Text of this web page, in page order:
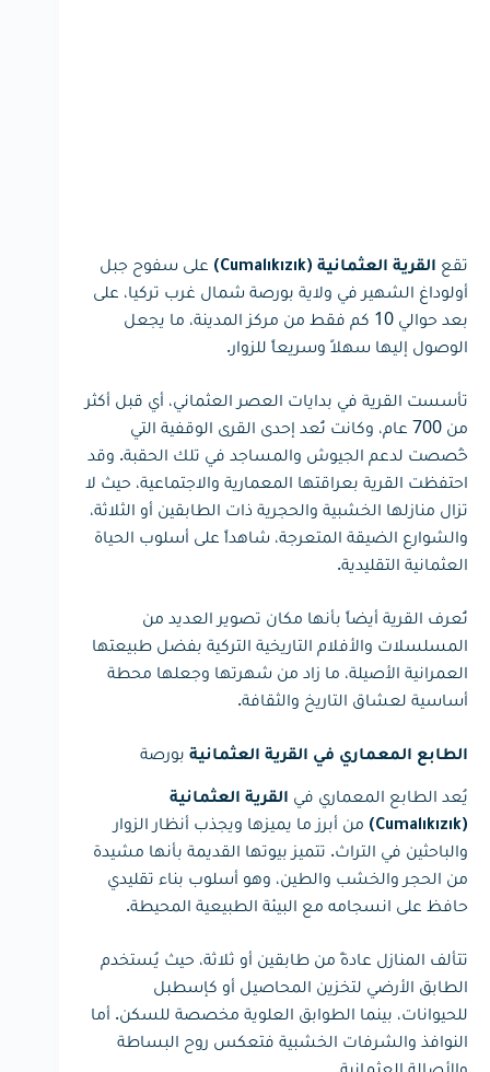
تقع القرية العثمانية (Cumalıkızık)
على سفوح جبل
أولوداغ الشهير في ولاية بورصة شمال غرب تركيا، على
بعد حوالي 10 كم فقط من مركز المدينة، ما يجعل
الوصول إليها سهلاً وسريعاً للزوار.
تأسست القرية في بدايات العصر العثماني، أي قبل أكثر
من 700 عام، وكانت تُعد إحدى القرى الوقفية التي
خُصصت لدعم الجيوش والمساجد في تلك الحقبة. وقد
احتفظت القرية بعراقتها المعمارية والاجتماعية، حيث لا
تزال منازلها الخشبية والحجرية ذات الطابقين أو الثلاثة،
والشوارع الضيقة المتعرجة، شاهداً على أسلوب الحياة
العثمانية التقليدية.
تُعرف القرية أيضاً بأنها مكان تصوير العديد من
المسلسلات والأفلام التاريخية التركية بفضل طبيعتها
العمرانية الأصيلة، ما زاد من شهرتها وجعلها محطة
أساسية لعشاق التاريخ والثقافة.
الطابع المعماري في القرية العثمانية بورصة
يُعد الطابع المعماري في القرية العثمانية
(Cumalıkızık)
من أبرز ما يميزها ويجذب أنظار الزوار
والباحثين في التراث. تتميز بيوتها القديمة بأنها مشيدة
من الحجر والخشب والطين، وهو أسلوب بناء تقليدي
حافظ على انسجامه مع البيئة الطبيعية المحيطة.
تتألف المنازل عادةً من طابقين أو ثلاثة، حيث يُستخدم
الطابق الأرضي لتخزين المحاصيل أو كإسطبل
للحيوانات، بينما الطوابق العلوية مخصصة للسكن. أما
النوافذ والشرفات الخشبية فتعكس روح البساطة